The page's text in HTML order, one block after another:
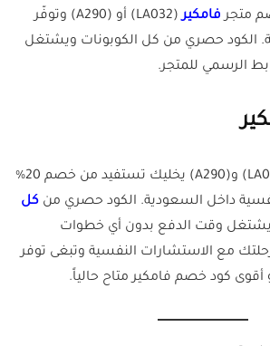
متجرفامكير
(LA032) أو (A290) وتوفّر
الكود حصري من كل الكوبونات ويشتغل
الرسمي للمتجر.
كود خصم فامكير (LA032) و(A290) يخليك تستفيد من خصم 20%
داخل السعودية. الكود حصري من كل
وقت الدفع بدون أي خطوات
رحلتك مع الاستشارات النفسية وتبغى توفر
أقوى كود خصم فامكير متاح حالياً.